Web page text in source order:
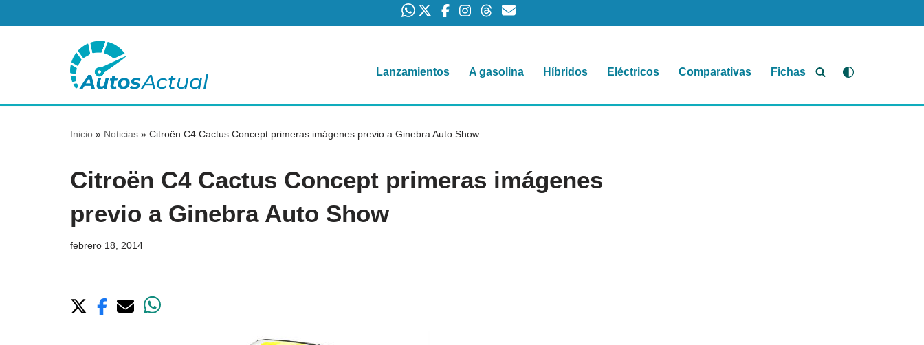
contenido
Lanzamientos A gasolina Híbridos Eléctricos Comparativas Fichas
Inicio » Noticias » Citroën C4 Cactus Concept primeras imágenes previo a Ginebra Auto Show
Citroën C4 Cactus Concept primeras imágenes
previo a Ginebra Auto Show
febrero 18, 2014